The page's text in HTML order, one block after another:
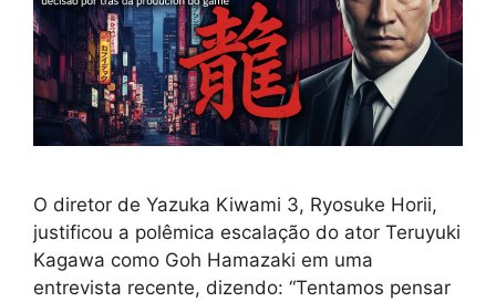
O diretor de Yazuka Kiwami 3, Ryosuke Horii,
justificou a polêmica escalação do ator Teruyuki
Kagawa como Goh Hamazaki em uma
entrevista recente, dizendo: “Tentamos pensar